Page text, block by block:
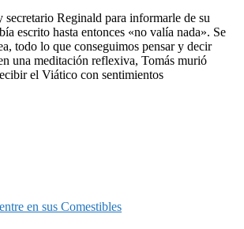
Reginald para informarle de su
escrito hasta entonces «no valía nada». Se
todo lo que conseguimos pensar y decir
una meditación reflexiva, Tomás murió
el Viático con sentimientos
en sus Comestibles